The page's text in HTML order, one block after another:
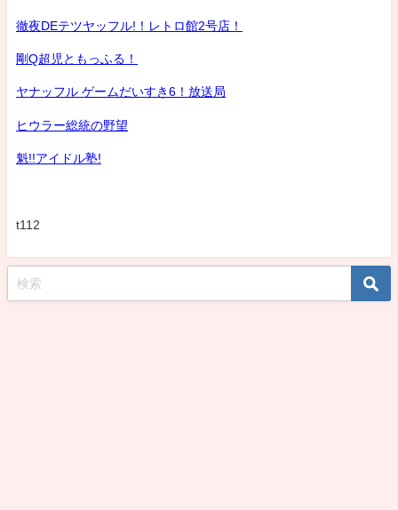
徹夜DEテツヤッフル!！レトロ館2号店！
剛Q超児ともっふる！
ヤナッフル ゲームだいすき6！放送局
ヒウラー総統の野望
魁!!アイドル塾!
t112